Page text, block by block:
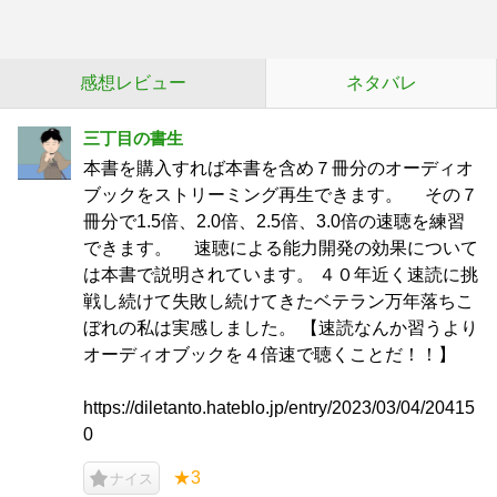
感想レビュー ネタバレ
三丁目の書生
本書を購入すれば本書を含め７冊分のオーディオ
ブックをストリーミング再生できます。 その７
冊分で1.5倍、2.0倍、2.5倍、3.0倍の速聴を練習
できます。 速聴による能力開発の効果について
は本書で説明されています。 ４０年近く速読に挑
戦し続けて失敗し続けてきたベテラン万年落ちこ
ぼれの私は実感しました。 【速読なんか習うより
オーディオブックを４倍速で聴くことだ！！】
https://diletanto.hateblo.jp/entry/2023/03/04/20415
0
ナイス ★3